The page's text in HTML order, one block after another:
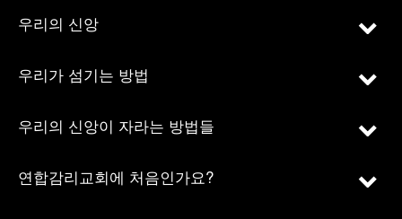
우리의 신앙
우리가 섬기는 방법
우리의 신앙이 자라는 방법들
연합감리교회에 처음인가요?